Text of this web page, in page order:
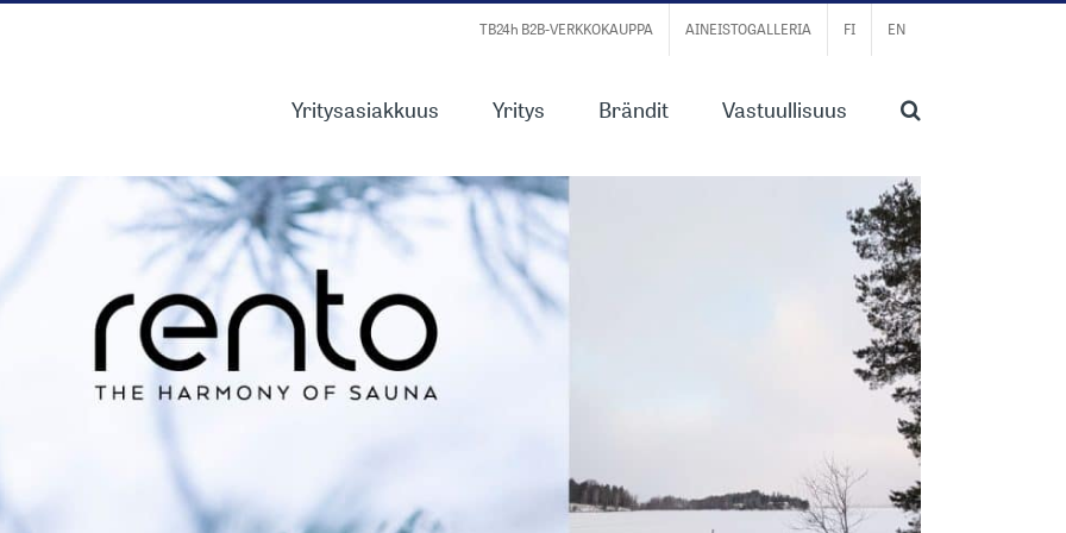
TB24h B2B-VERKKOKAUPPA AINEISTOGALLERIA FI EN
Yritysasiakkuus Yritys Brändit Vastuullisuus